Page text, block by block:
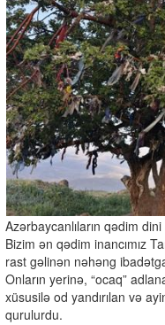
Azərbaycanlıların qədim
Bizim ən qədim inancımız
rast gəlinən nəhəng
Onların yerinə, “ocaq”
xüsusilə od yandırılan və
qurulurdu.